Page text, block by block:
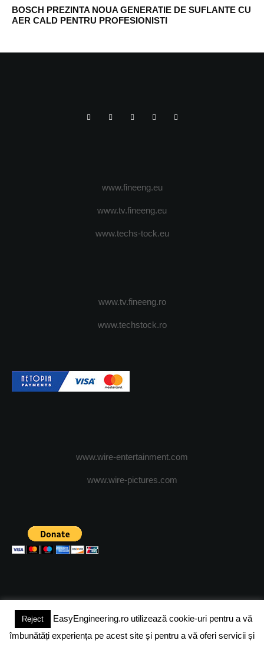
BOSCH PREZINTA NOUA GENERATIE DE SUFLANTE CU
AER CALD PENTRU PROFESIONISTI
www.fineeng.eu
www.tv.fineeng.eu
www.techs-tock.eu
www.tv.fineeng.ro
www.techstock.ro
www.wire-entertainment.com
www.wire-pictures.com
(c) 2024 - FineEngineeringMagazine. All rights reserved.
Reject
EasyEngineering.ro utilizează cookie-uri pentru a vă
îmbunătăți experiența pe acest site și pentru a vă oferi servicii și